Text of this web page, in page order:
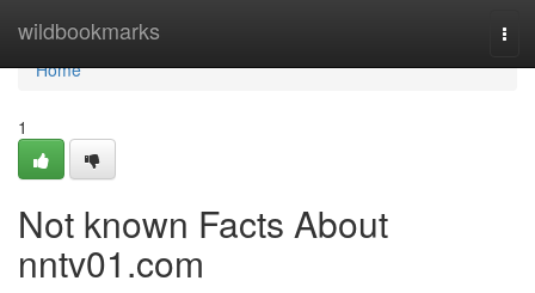
wildbookmarks
Home
Home
1
Not known Facts About
nntv01.com